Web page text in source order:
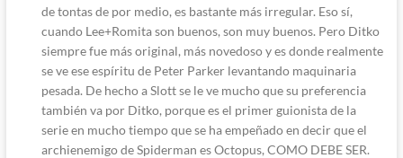
de tontas de por medio, es bastante más irregular. Eso sí,
cuando Lee+Romita son buenos, son muy buenos. Pero Ditko
siempre fue más original, más novedoso y es donde realmente
se ve ese espíritu de Peter Parker levantando maquinaria
pesada. De hecho a Slott se le ve mucho que su preferencia
también va por Ditko, porque es el primer guionista de la
serie en mucho tiempo que se ha empeñado en decir que el
archienemigo de Spiderman es Octopus, COMO DEBE SER.